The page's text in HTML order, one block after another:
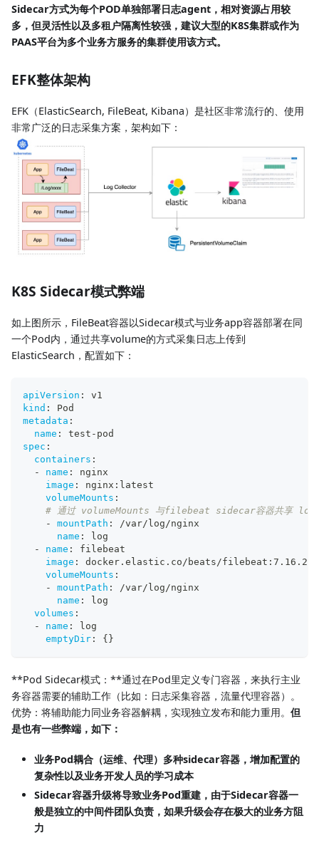
Sidecar方式为每个POD单独部署日志agent，相对资源占用较
多，但灵活性以及多租户隔离性较强，建议大型的K8S集群或作为
PAAS平台为多个业务方服务的集群使用该方式。
EFK整体架构
EFK（ElasticSearch, FileBeat, Kibana）是社区非常流行的、使用
非常广泛的日志采集方案，架构如下：
K8S Sidecar模式弊端
如上图所示，FileBeat容器以Sidecar模式与业务app容器部署在同
一个Pod内，通过共享volume的方式采集日志上传到
ElasticSearch，配置如下：
apiVersion :
v1
kind :
Pod
metadata :
name : test - pod
spec :
containers :
-
name :
nginx
image : nginx : latest
volumeMounts :
# 通过 volumeMounts 与filebeat sidecar容器共享 log
-
mountPath :
/var/log/nginx
name :
log
-
name :
filebeat
image : docker.elastic.co/beats/filebeat : 7.16.2
volumeMounts :
-
mountPath :
/var/log/nginx
name :
log
volumes :
-
name :
log
emptyDir : { }
**Pod Sidecar模式：**通过在Pod里定义专门容器，来执行主业
务容器需要的辅助工作（比如：日志采集容器，流量代理容器）。
优势：将辅助能力同业务容器解耦，实现独立发布和能力重用。 但
是也有一些弊端，如下：
业务Pod耦合（运维、代理）多种sidecar容器，增加配置的
复杂性以及业务开发人员的学习成本
Sidecar容器升级将导致业务Pod重建，由于Sidecar容器一
般是独立的中间件团队负责，如果升级会存在极大的业务方阻
力